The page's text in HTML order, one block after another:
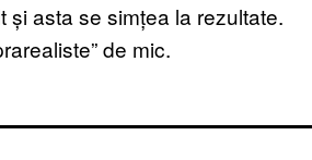
asta se simțea la rezultate.
de mic.